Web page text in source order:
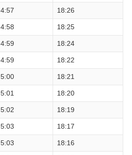
4:57 18:26
4:58 18:25
4:59 18:24
4:59 18:22
5:00 18:21
5:01 18:20
5:02 18:19
5:03 18:17
5:03 18:16